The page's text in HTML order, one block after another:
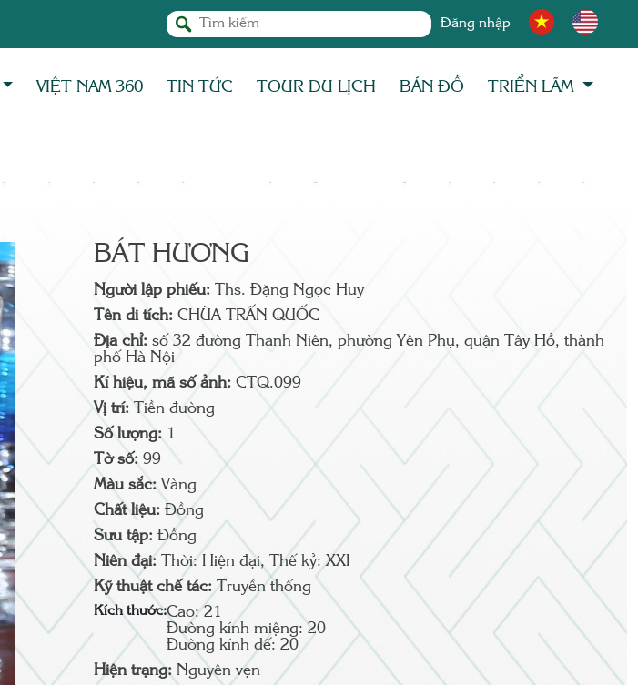
Đăng nhập
VIỆT NAM 360 TIN TỨC TOUR DU LỊCH BẢN ĐỒ TRIỂN LÃM
BÁT HƯƠNG
Người lập phiếu: Ths. Đặng Ngọc Huy
Tên di tích: CHÙA TRẤN QUỐC
Địa chỉ: số 32 đường Thanh Niên, phường Yên Phụ, quận Tây Hồ, thành
phố Hà Nội
Kí hiệu, mã số ảnh: CTQ.099
Vị trí: Tiền đường
Số lượng: 1
Tờ số: 99
Màu sắc:Vàng
Chất liệu: Đồng
Sưu tập: Đồng
Niên đại: Thời: Hiện đại, Thế kỷ: XXI
Kỹ thuật chế tác:Truyền thống
Kích thước:Cao: 21
Đường kính miệng: 20
Đường kính đế: 20
Hiện trạng: Nguyên vẹn